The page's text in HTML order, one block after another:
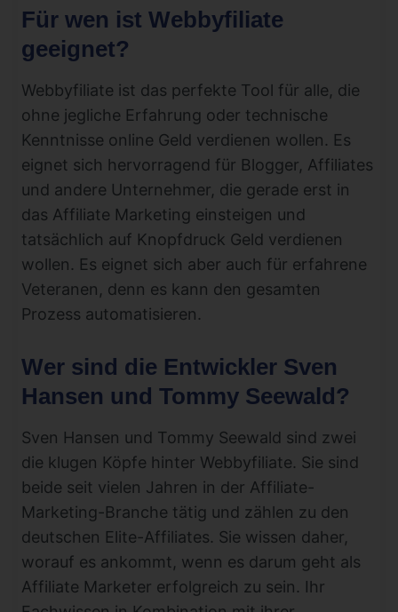
Für wen ist Webbyfiliate
geeignet?
Webbyfiliate ist das perfekte Tool für alle, die
ohne jegliche Erfahrung oder technische
Kenntnisse online Geld verdienen wollen. Es
eignet sich hervorragend für Blogger, Affiliates
und andere Unternehmer, die gerade erst in
das Affiliate Marketing einsteigen und
tatsächlich auf Knopfdruck Geld verdienen
wollen. Es eignet sich aber auch für erfahrene
Veteranen, denn es kann den gesamten
Prozess automatisieren.
Wer sind die Entwickler Sven
Hansen und Tommy Seewald?
Sven Hansen und Tommy Seewald sind zwei
die klugen Köpfe hinter Webbyfiliate. Sie sind
beide seit vielen Jahren in der Affiliate-
Marketing-Branche tätig und zählen zu den
deutschen Elite-Affiliates. Sie wissen daher,
worauf es ankommt, wenn es darum geht als
Affiliate Marketer erfolgreich zu sein. Ihr